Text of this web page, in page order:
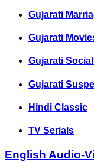
Gujarati
Gujarati
Gujarati
Gujarati
Hindi Classic
TV Serials
English Audio-